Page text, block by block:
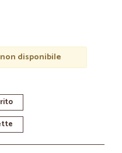
disponibile